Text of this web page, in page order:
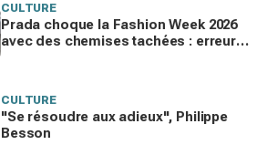
CULTURE
Prada choque la Fashion Week 2026
avec des chemises tachées : erreur
CULTURE
"Se résoudre aux adieux", Philippe
Besson